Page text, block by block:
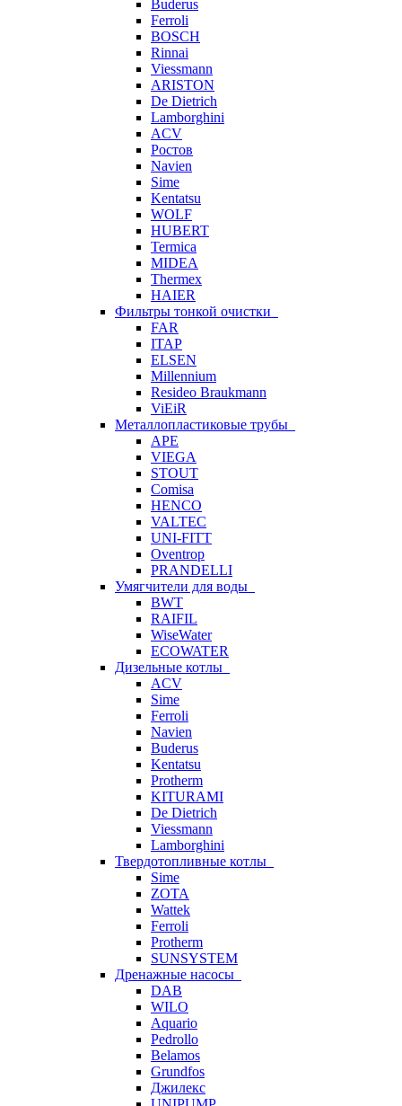
Buderus
Ferroli
BOSCH
Rinnai
Viessmann
ARISTON
De Dietrich
Lamborghini
ACV
Ростов
Navien
Sime
Kentatsu
WOLF
HUBERT
Termica
MIDEA
Thermex
HAIER
Фильтры тонкой очистки
FAR
ITAP
ELSEN
Millennium
Resideo Braukmann
ViEiR
Металлопластиковые трубы
APE
VIEGA
STOUT
Comisa
HENCO
VALTEC
UNI-FITT
Oventrop
PRANDELLI
Умягчители для воды
BWT
RAIFIL
WiseWater
ECOWATER
Дизельные котлы
ACV
Sime
Ferroli
Navien
Buderus
Kentatsu
Protherm
KITURAMI
De Dietrich
Viessmann
Lamborghini
Твердотопливные котлы
Sime
ZOTA
Wattek
Ferroli
Protherm
SUNSYSTEM
Дренажные насосы
DAB
WILO
Aquario
Pedrollo
Belamos
Grundfos
Джилекс